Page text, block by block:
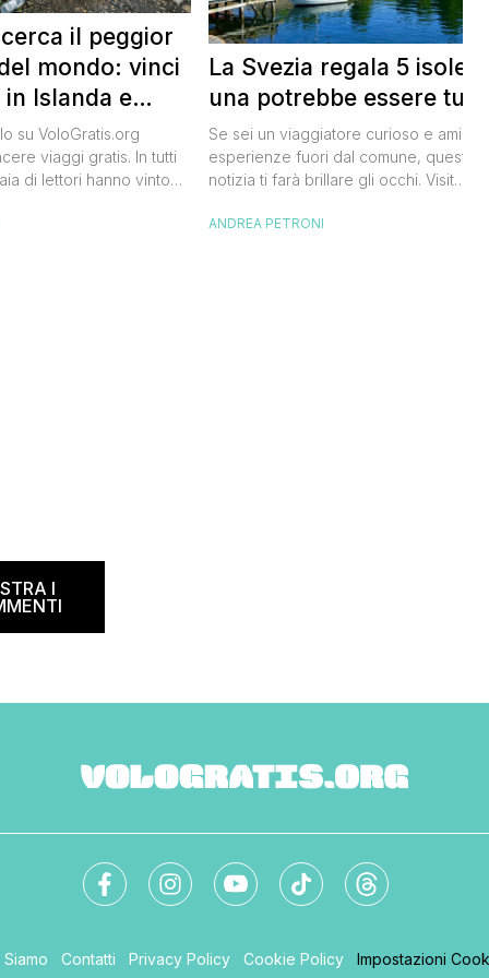
il peggior
mondo: vinci
Islanda e
su VoloGratis.org
viaggi gratis. In tutti
di lettori hanno vinto
ogni giorno sul
La Svezia regala 5 isole e
una potrebbe essere tua
Se sei un viaggiatore curioso e ami le
esperienze fuori dal comune, questa
notizia ti farà brillare gli occhi. Visit
lanciato un concorso speciale: puoi
ANDREA PETRONI
I
Siamo Contatti Privacy Policy Cookie Policy Impostazioni